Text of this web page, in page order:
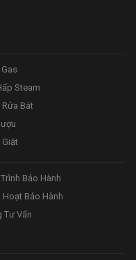
Steam
Rửa Bát
Giặt
Bảo Hành
Hoạt Bảo Hành
Tư Vấn